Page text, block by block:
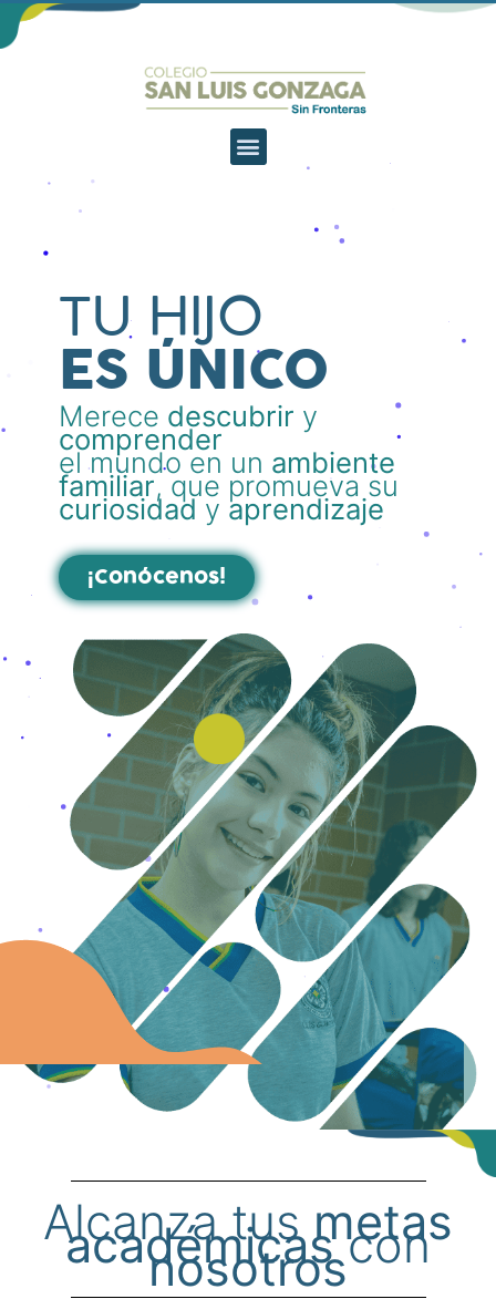
TU HIJO
ES ÚNICO
Merece descubrir y
comprender
el mundo en un ambiente
familiar, que promueva su
curiosidad y aprendizaje
¡Conócenos!
Alcanza tusmetas
académicascon
nosotros